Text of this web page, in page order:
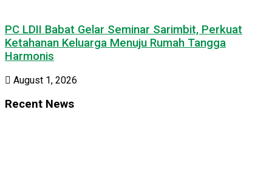
PC LDII Babat Gelar Seminar Sarimbit, Perkuat
Ketahanan Keluarga Menuju Rumah Tangga
Harmonis
August 1, 2026
Recent News